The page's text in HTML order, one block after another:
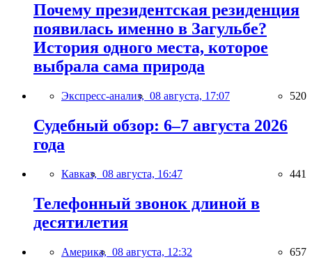
Почему президентская резиденция
появилась именно в Загульбе?
История одного места, которое
выбрала сама природа
Экспресс-анализ, 08 августа, 17:07 520
Судебный обзор: 6–7 августа 2026
года
Кавказ, 08 августа, 16:47 441
Телефонный звонок длиной в
десятилетия
Америка, 08 августа, 12:32 657